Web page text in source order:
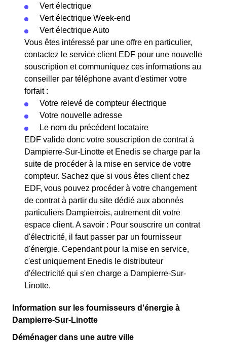
Vert électrique
Vert électrique Week-end
Vert électrique Auto
Vous êtes intéressé par une offre en particulier,
contactez le service client EDF pour une nouvelle
souscription et communiquez ces informations au
conseiller par téléphone avant d'estimer votre
forfait :
Votre relevé de compteur électrique
Votre nouvelle adresse
Le nom du précédent locataire
EDF valide donc votre souscription de contrat à
Dampierre-Sur-Linotte et Enedis se charge par la
suite de procéder à la mise en service de votre
compteur. Sachez que si vous êtes client chez
EDF, vous pouvez procéder à votre changement
de contrat à partir du site dédié aux abonnés
particuliers Dampierrois, autrement dit votre
espace client. A savoir : Pour souscrire un contrat
d'électricité, il faut passer par un fournisseur
d'énergie. Cependant pour la mise en service,
c'est uniquement Enedis le distributeur
d'électricité qui s'en charge a Dampierre-Sur-
Linotte.
Information sur les fournisseurs d'énergie à
Dampierre-Sur-Linotte
Déménager dans une autre ville